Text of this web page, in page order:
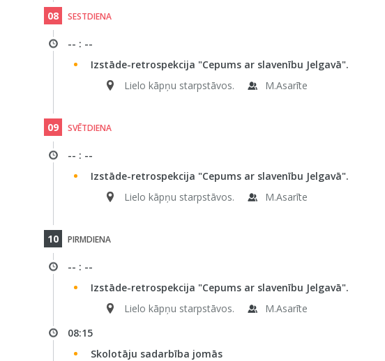
08 SESTDIENA
-- : --
Izstāde-retrospekcija "Cepums ar slavenību Jelgavā".
Lielo kāpņu starpstāvos.
M.Asarīte
09 SVĒTDIENA
-- : --
Izstāde-retrospekcija "Cepums ar slavenību Jelgavā".
Lielo kāpņu starpstāvos.
M.Asarīte
10 PIRMDIENA
-- : --
Izstāde-retrospekcija "Cepums ar slavenību Jelgavā".
Lielo kāpņu starpstāvos.
M.Asarīte
08:15
Skolotāju sadarbība jomās